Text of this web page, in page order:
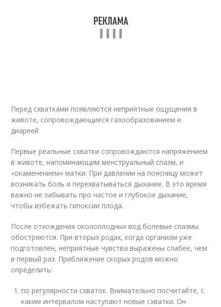
Перед схватками появляются неприятные ощущения в
животе, сопровождающиеся газообразованием и
диареей
Первые реальные схватки сопровождаются напряжением
в животе, напоминающим менструальный спазм, и
«окаменением» матки. При давлении на поясницу может
возникать боль и перехватываться дыхание. В это время
важно не забывать про частое и глубокое дыхание,
чтобы избежать гипоксии плода.
После отхождения околоплодных вод болевые спазмы
обостряются. При вторых родах, когда организм уже
подготовлен, неприятные чувства выражены слабее, чем
в первый раз. Приближение скорых родов можно
определить:
по регулярности схваток. Внимательно посчитайте, с
каким интервалом наступают новые схватки. Он